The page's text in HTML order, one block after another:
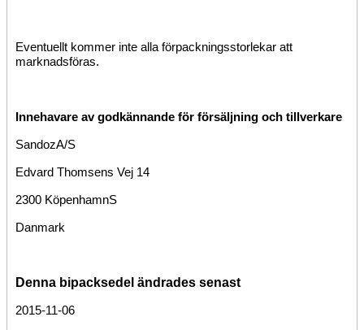
Eventuellt kommer inte alla förpackningsstorlekar att
marknadsföras.
Innehavare av godkännande för försäljning och tillverkare
SandozA/S
Edvard Thomsens Vej 14
2300 KöpenhamnS
Danmark
Denna bipacksedel ändrades senast
2015-11-06